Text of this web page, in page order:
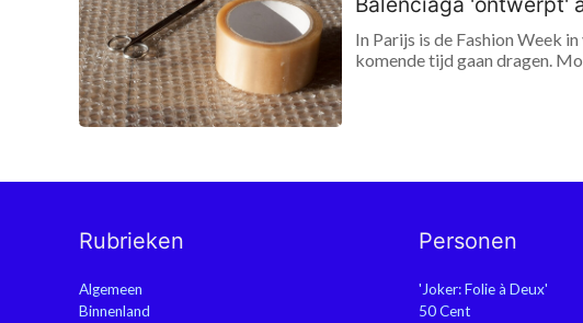
In Parijs is de Fashion Week
komende tijd gaan dragen.
Rubrieken
Algemeen
Binnenland
Personen
'Joker: Folie à Deux'
50 Cent